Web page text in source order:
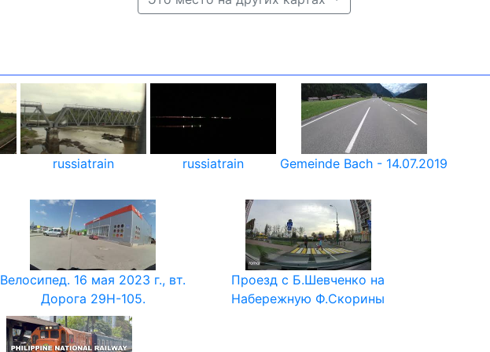
russiatrain russiatrain Gemeinde Bach - 14.07.2019
Велосипед. 16 мая 2023 г., вт.
Дорога 29Н-105.
Проезд с Б.Шевченко на
Набережную Ф.Скорины